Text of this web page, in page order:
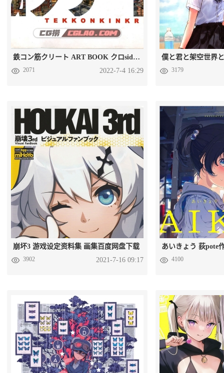
鉄コン筋クリート ART BOOK クロside 动画设定画集百度云下载
2071 2022-7-4 16:29 3179
崩坏3 游戏设定资料集 画集百度网盘下载
3902 2021-7-16 09:17 4100